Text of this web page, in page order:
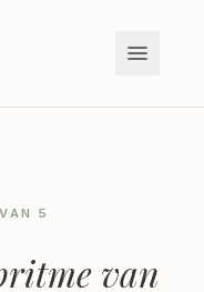
VAN5
van